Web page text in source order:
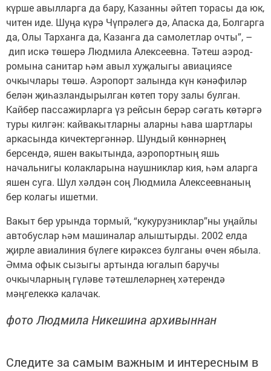
күрше авылларга да бару, Казанны әйтеп торасы да юк,
читен иде. Шуңа күрә Чүпрәлегә дә, Апаска да, Болгарга
да, Олы Тарханга да, Казанга да самолетлар очты”, –
дип искә төшерә Людмила Алексеевна. Тәтеш аэрод­
ромына санитар һәм авыл хуҗалыгы авиациясе
очкычлары төшә. Аэропорт залында күн кәнәфиләр
белән җиһазландырылган көтеп тору залы булган.
Кайбер пассажирларга үз рейсын берәр сәгать көтәргә
туры килгән: кайвакытларны аларны һава шартлары
аркасында кичектергәннәр. Шундый көннәрнең
берсендә, яшен вакытында, аэропортның яшь
начальнигы колак­ларына наушниклар кия, һәм аларга
яшен суга. Шул хәлдән соң Людмила Алексеевнаның
бер колагы ишетми.
Вакыт бер урында тормый, “кукурузниклар”ны уңайлы
автобус­лар һәм машиналар алыштырды. 2002 елда
җирле авиалиния бүлеге кирәксез булганы өчен ябыла.
Әмма офык сызыгы артында югалып баручы
очкычларның гүләве тәтеш­леләрнең хәтерендә
мәңгелеккә калачак.
фото Людмила Никешина архивыннан
Следите за самым важным и интересным в